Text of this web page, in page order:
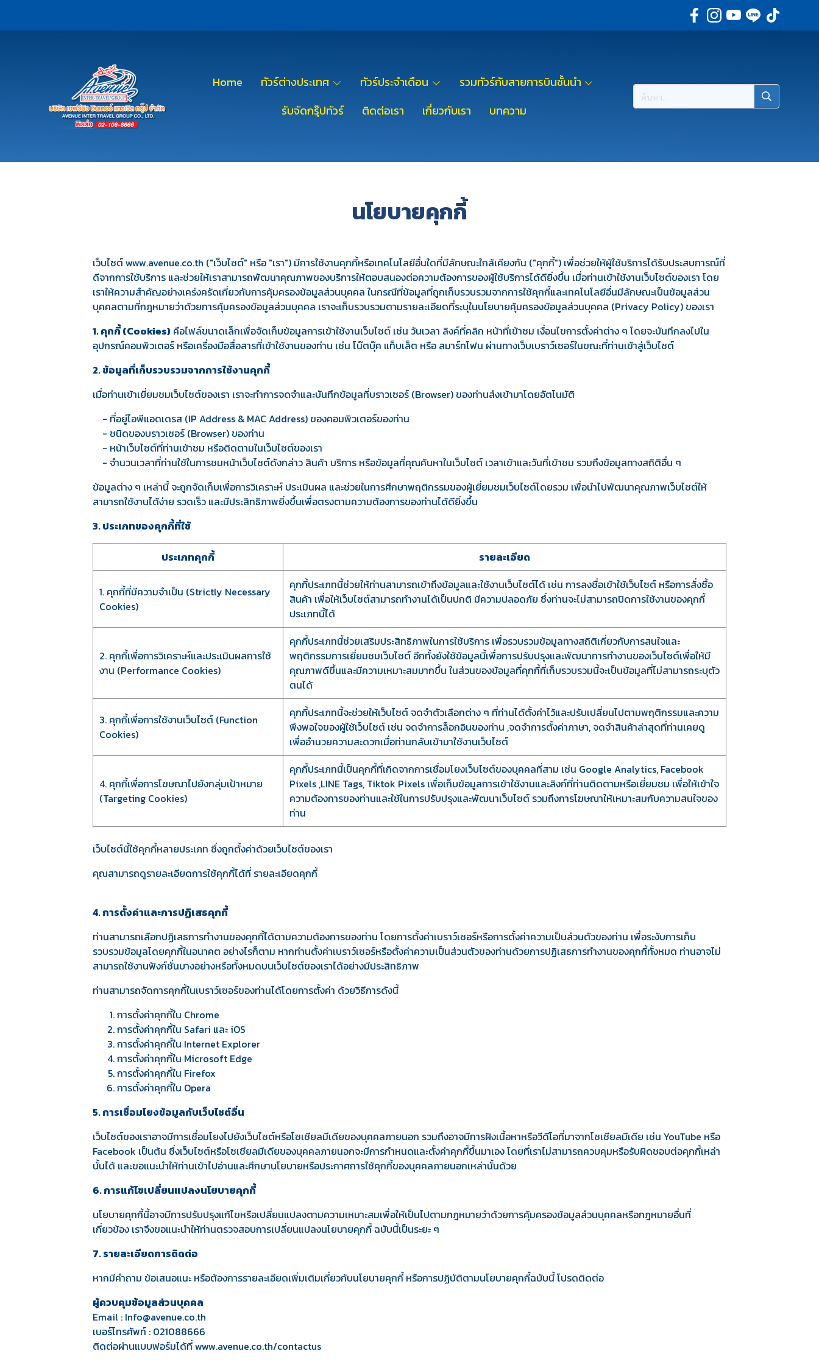
Home ทัวร์ต่างประเทศ ทัวร์ประจำเดือน
รวมทัวร์กับสายการบินชั้นนำ
รับจัดกรุ๊ปทัวร์
ติดต่อเรา เกี่ยวกับเรา บทความ
นโยบายคุกกี้
เว็บไซต์ www.avenue.co.th ("เว็บไซต์" หรือ "เรา") มีการใช้งานคุกกี้หรือเทคโนโลยีอื่นใดที่มีลักษณะใกล้เคียงกัน ("คุกกี้") เพื่อช่วยให้ผู้ใช้บริการได้รับประสบการณ์ที่
ดีจากการใช้บริการ และช่วยให้เราสามารถพัฒนาคุณภาพของบริการให้ตอบสนองต่อความต้องการของผู้ใช้บริการได้ดียิ่งขึ้น เมื่อท่านเข้าใช้งานเว็บไซต์ของเรา โดย
เราให้ความสำคัญอย่างเคร่งครัดเกี่ยวกับการคุ้มครองข้อมูลส่วนบุคคล ในกรณีที่ข้อมูลที่ถูกเก็บรวบรวมจากการใช้คุกกี้และเทคโนโลยีอื่นมีลักษณะเป็นข้อมูลส่วน
บุคคลตามที่กฎหมายว่าด้วยการคุ้มครองข้อมูลส่วนบุคคล เราจะเก็บรวบรวมตามรายละเอียดที่ระบุในนโยบายคุ้มครองข้อมูลส่วนบุคคล (Privacy Policy) ของเรา
1. คุกกี้ (Cookies) คือไฟล์ขนาดเล็กเพื่อจัดเก็บข้อมูลการเข้าใช้งานเว็บไซต์ เช่น วันเวลา ลิงค์ที่คลิก หน้าที่เข้าชม เงื่อนไขการตั้งค่าต่าง ๆ โดยจะบันทึกลงไปใน
อุปกรณ์คอมพิวเตอร์ หรือเครื่องมือสื่อสารที่เข้าใช้งานของท่าน เช่น โน๊ตบุ๊ค แท็บเล็ต หรือ สมาร์ทโฟน ผ่านทางเว็บเบราว์เซอร์ในขณะที่ท่านเข้าสู่เว็บไซต์
2. ข้อมูลที่เก็บรวบรวมจากการใช้งานคุกกี้
เมื่อท่านเข้าเยี่ยมชมเว็บไซต์ของเรา เราจะทำการจดจำและบันทึกข้อมูลที่บราวเซอร์ (Browser) ของท่านส่งเข้ามาโดยอัตโนมัติ
- ที่อยู่ไอพีแอดเดรส (IP Address & MAC Address) ของคอมพิวเตอร์ของท่าน
- ชนิดของบราวเซอร์ (Browser) ของท่าน
- หน้าเว็บไซต์ที่ท่านเข้าชม หรือติดตามในเว็บไซต์ของเรา
- จำนวนเวลาที่ท่านใช้ในการชมหน้าเว็บไซต์ดังกล่าว สินค้า บริการ หรือข้อมูลที่คุณค้นหาในเว็บไซต์ เวลาเข้าและวันที่เข้าชม รวมถึงข้อมูลทางสถิติอื่น ๆ
ข้อมูลต่าง ๆ เหล่านี้ จะถูกจัดเก็บเพื่อการวิเคราะห์ ประเมินผล และช่วยในการศึกษาพฤติกรรมของผู้เยี่ยมชมเว็บไซต์โดยรวม เพื่อนำไปพัฒนาคุณภาพเว็บไซต์ให้
สามารถใช้งานได้ง่าย รวดเร็ว และมีประสิทธิภาพยิ่งขึ้นเพื่อตรงตามความต้องการของท่านได้ดียิ่งขึ้น
3. ประเภทของคุกกี้ที่ใช้
ประเภทคุกกี้ รายละเอียด
1. คุกกี้ที่มีความจำเป็น (Strictly Necessary
Cookies)
คุกกี้ประเภทนี้ช่วยให้ท่านสามารถเข้าถึงข้อมูลและใช้งานเว็บไซต์ได้ เช่น การลงชื่อเข้าใช้เว็บไซต์ หรือการสั่งซื้อ
สินค้า เพื่อให้เว็บไซต์สามารถทำงานได้เป็นปกติ มีความปลอดภัย ซึ่งท่านจะไม่สามารถปิดการใช้งานของคุกกี้
ประเภทนี้ได้
2. คุกกี้เพื่อการวิเคราะห์และประเมินผลการใช้
งาน (Performance Cookies)
คุกกี้ประเภทนี้ช่วยเสริมประสิทธิภาพในการใช้บริการ เพื่อรวบรวมข้อมูลทางสถิติเกี่ยวกับการสนใจและ
พฤติกรรมการเยี่ยมชมเว็บไซต์ อีกทั้งยังใช้ข้อมูลนี้เพื่อการปรับปรุงและพัฒนาการทำงานของเว็บไซต์เพื่อให้มี
คุณภาพดีขึ้นและมีความเหมาะสมมากขึ้น ในส่วนของข้อมูลที่คุกกี้ที่เก็บรวบรวมนี้จะเป็นข้อมูลที่ไม่สามารถระบุตัว
ตนได้
3. คุกกี้เพื่อการใช้งานเว็บไซต์ (Function
Cookies)
คุกกี้ประเภทนี้จะช่วยให้เว็บไซต์ จดจำตัวเลือกต่าง ๆ ที่ท่านได้ตั้งค่าไว้และปรับเปลี่ยนไปตามพฤติกรรมและความ
พึงพอใจของผู้ใช้เว็บไซต์ เช่น จดจำการล็อกอินของท่าน ,จดจำการตั้งค่าภาษา, จดจำสินค้าล่าสุดที่ท่านเคยดู
เพื่ออำนวยความสะดวกเมื่อท่านกลับเข้ามาใช้งานเว็บไซต์
4. คุกกี้เพื่อการโฆษณาไปยังกลุ่มเป้าหมาย
(Targeting Cookies)
คุกกี้ประเภทนี้เป็นคุกกี้ที่เกิดจากการเชื่อมโยงเว็บไซต์ของบุคคลที่สาม เช่น Google Analytics, Facebook
Pixels ,LINE Tags, Tiktok Pixels เพื่อเก็บข้อมูลการเข้าใช้งานและลิงก์ที่ท่านติดตามหรือเยี่ยมชม เพื่อให้เข้าใจ
ความต้องการของท่านและใช้ในการปรับปรุงและพัฒนาเว็บไซต์ รวมถึงการโฆษณาให้เหมาะสมกับความสนใจของ
ท่าน
เว็บไซต์นี้ใช้คุกกี้หลายประเภท ซึ่งถูกตั้งค่าด้วยเว็บไซต์ของเรา
คุณสามารถดูรายละเอียดการใช้คุกกี้ได้ที่ รายละเอียดคุกกี้
4. การตั้งค่าและการปฏิเสธคุกกี้
ท่านสามารถเลือกปฏิเสธการทำงานของคุกกี้ได้ตามความต้องการของท่าน โดยการตั้งค่าเบราว์เซอร์หรือการตั้งค่าความเป็นส่วนตัวของท่าน เพื่อระงับการเก็บ
รวบรวมข้อมูลโดยคุกกี้ในอนาคต อย่างไรก็ตาม หากท่านตั้งค่าเบราว์เซอร์หรือตั้งค่าความเป็นส่วนตัวของท่านด้วยการปฏิเสธการทำงานของคุกกี้ทั้งหมด ท่านอาจไม่
สามารถใช้งานฟังก์ชั่นบางอย่างหรือทั้งหมดบนเว็บไซต์ของเราได้อย่างมีประสิทธิภาพ
ท่านสามารถจัดการคุกกี้ในเบราว์เซอร์ของท่านได้โดยการตั้งค่า ด้วยวิธีการดังนี้
การตั้งค่าคุกกี้ใน Chrome
การตั้งค่าคุกกี้ใน Safari และ iOS
การตั้งค่าคุกกี้ใน Internet Explorer
การตั้งค่าคุกกี้ใน Microsoft Edge
การตั้งค่าคุกกี้ใน Firefox
การตั้งค่าคุกกี้ใน Opera
5. การเชื่อมโยงข้อมูลกับเว็บไซต์อื่น
เว็บไซต์ของเราอาจมีการเชื่อมโยงไปยังเว็บไซต์หรือโซเชียลมีเดียของบุคคลภายนอก รวมถึงอาจมีการฝังเนื้อหาหรือวีดีโอที่มาจากโซเชียลมีเดีย เช่น YouTube หรือ
Facebook เป็นต้น ซึ่งเว็บไซต์หรือโซเชียลมีเดียของบุคคลภายนอกจะมีการกำหนดและตั้งค่าคุกกี้ขึ้นมาเอง โดยที่เราไม่สามารถควบคุมหรือรับผิดชอบต่อคุกกี้เหล่า
นั้นได้ และขอแนะนำให้ท่านเข้าไปอ่านและศึกษานโยบายหรือประกาศการใช้คุกกี้ของบุคคลภายนอกเหล่านั้นด้วย
6. การแก้ไขเปลี่ยนแปลงนโยบายคุกกี้
นโยบายคุกกี้นี้อาจมีการปรับปรุงแก้ไขหรือเปลี่ยนแปลงตามความเหมาะสมเพื่อให้เป็นไปตามกฎหมายว่าด้วยการคุ้มครองข้อมูลส่วนบุคคลหรือกฎหมายอื่นที่
เกี่ยวข้อง เราจึงขอแนะนำให้ท่านตรวจสอบการเปลี่ยนแปลงนโยบายคุกกี้ ฉบับนี้เป็นระยะ ๆ
7. รายละเอียดการติดต่อ
หากมีคำถาม ข้อเสนอแนะ หรือต้องการรายละเอียดเพิ่มเติมเกี่ยวกับนโยบายคุกกี้ หรือการปฏิบัติตามนโยบายคุกกี้ฉบับนี้ โปรดติดต่อ
ผู้ควบคุมข้อมูลส่วนบุคคล
Email : Info@avenue.co.th
เบอร์โทรศัพท์ : 021088666
ติดต่อผ่านแบบฟอร์มได้ที่www.avenue.co.th/contactus